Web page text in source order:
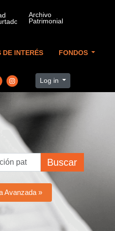
DE INTERÉS FONDOS
Log in
Buscar
Avanzada »